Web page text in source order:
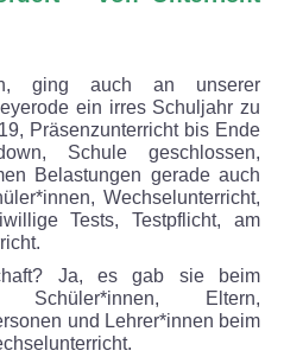
ging auch an unserer
ein irres Schuljahr zu
Präsenzunterricht bis Ende
Schule geschlossen,
Belastungen gerade auch
Wechselunterricht,
Tests, Testpflicht, am
Ja, es gab sie beim
Schüler*innen, Eltern,
und Lehrer*innen beim